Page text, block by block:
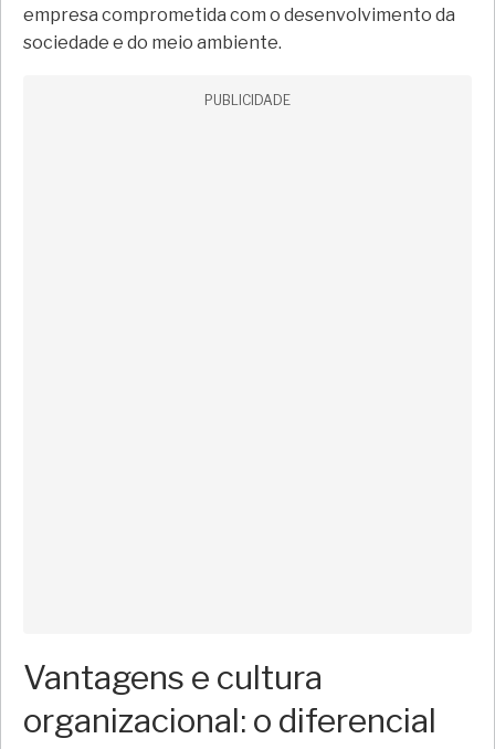
empresa comprometida com o desenvolvimento da
sociedade e do meio ambiente.
PUBLICIDADE
Vantagens e cultura
organizacional: o diferencial